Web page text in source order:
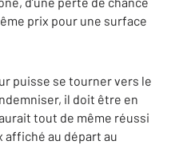
prix pour une surface
puisse se tourner vers le
il doit être en
tout de même réussi
affiché au départ au